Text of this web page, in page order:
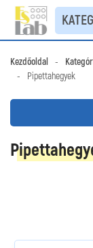
Kezdőoldal -
-
Pipettahegyek